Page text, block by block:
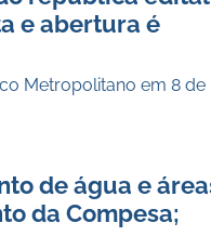
e abertura é
Metropolitano em 8 de
de água e
da Compesa;